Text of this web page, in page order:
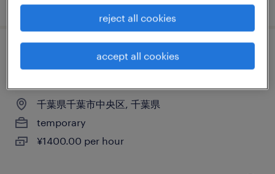
その他の仕分け・ピッキング・梱包、組
立・部品加工、検品
千葉県千葉市中央区, 千葉県
temporary
¥1400.00 per hour
reject all cookies
accept all cookies